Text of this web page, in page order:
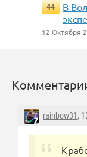
44
В
12 Октября
rainbow31,
К